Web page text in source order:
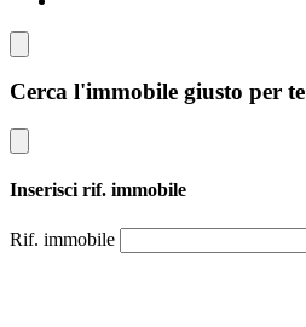
Cerca l'immobile giusto per te
Inserisci rif. immobile
Rif. immobile